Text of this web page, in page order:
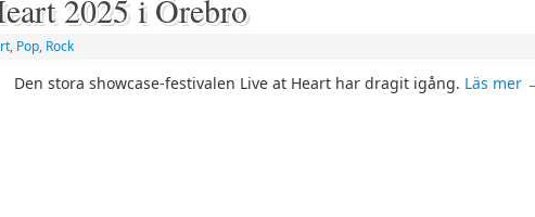
2025 i Örebro
, Pop, Rock
Den stora showcase-festivalen Live at Heart har dragit igång. Läs mer